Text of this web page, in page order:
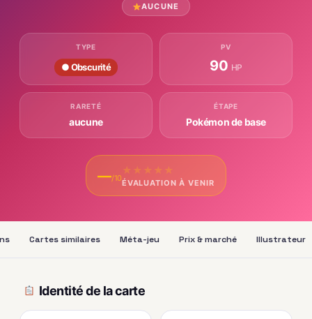
AUCUNE
TYPE
● Obscurité
PV
90 HP
RARETÉ
aucune
ÉTAPE
Pokémon de base
—/10
★ ★ ★ ★ ★
ÉVALUATION À VENIR
Cartes similaires Méta-jeu Prix & marché Illustrateur
Identité de la carte